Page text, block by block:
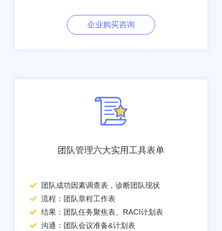
企业购买咨询
团队管理六大实用工具表单
团队成功因素调查表，诊断团队现状
流程：团队章程工作表
结果：团队任务聚焦表、RACI计划表
沟通：团队会议准备&计划表